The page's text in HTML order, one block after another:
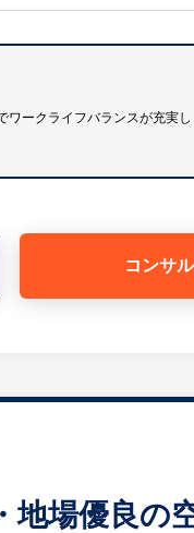
ークライフバランスが充実
コンサ
地場優良の